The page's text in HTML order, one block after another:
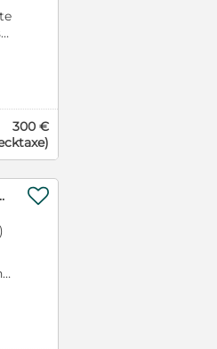
300 €
für unsre Labradordame 